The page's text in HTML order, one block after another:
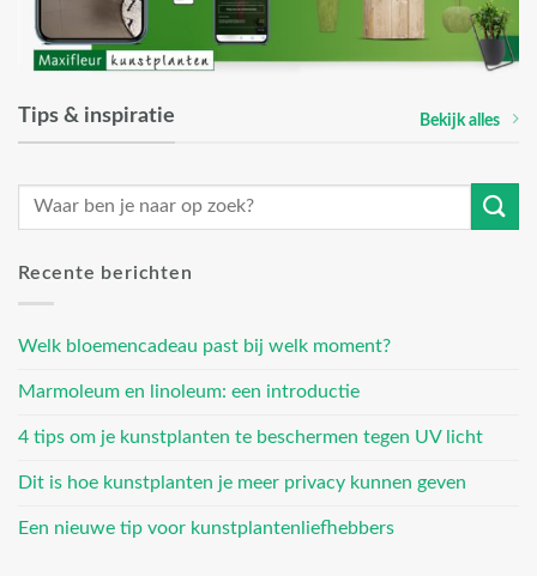
Tips & inspiratie Bekijk alles
Recente berichten
Welk bloemencadeau past bij welk moment?
Marmoleum en linoleum: een introductie
4 tips om je kunstplanten te beschermen tegen UV licht
Dit is hoe kunstplanten je meer privacy kunnen geven
Een nieuwe tip voor kunstplantenliefhebbers